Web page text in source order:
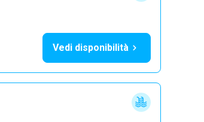
Vedi disponibilità